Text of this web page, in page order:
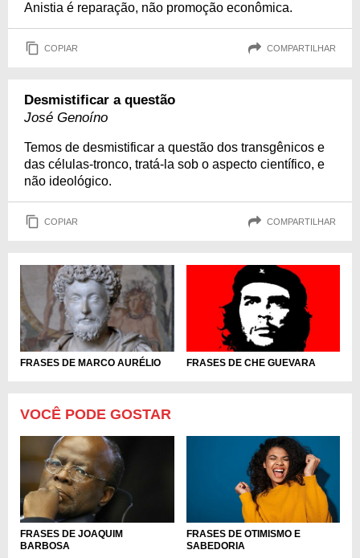
Anistia é reparação, não promoção econômica.
COPIAR COMPARTILHAR
Desmistificar a questão
José Genoíno
Temos de desmistificar a questão dos transgênicos e
das células-tronco, tratá-la sob o aspecto científico, e
não ideológico.
COPIAR COMPARTILHAR
FRASES DE MARCO AURÉLIO FRASES DE CHE GUEVARA
VOCÊ PODE GOSTAR
FRASES DE JOAQUIM
BARBOSA
FRASES DE OTIMISMO E
SABEDORIA